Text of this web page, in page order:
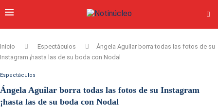
Inicio Espectáculos
Ángela Aguilar borra todas las fotos de su
Instagram ¡hasta las de su boda con Nodal
Espectáculos
Ángela Aguilar borra todas las fotos de su Instagram
¡hasta las de su boda con Nodal